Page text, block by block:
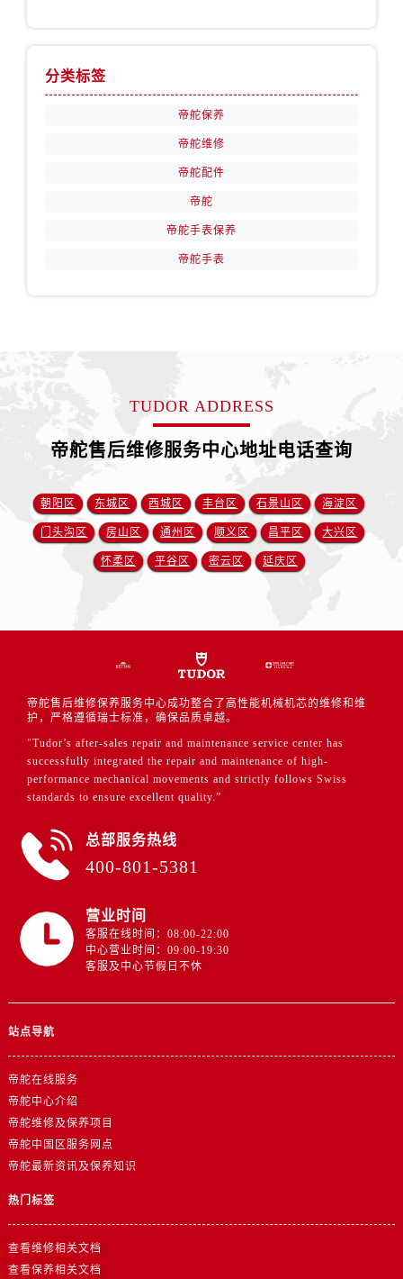
分类标签
帝舵保养
帝舵维修
帝舵配件
帝舵
帝舵手表保养
帝舵手表
TUDOR ADDRESS
帝舵售后维修服务中心地址电话查询
朝阳区 东城区 西城区 丰台区 石景山区 海淀区
门头沟区 房山区 通州区 顺义区 昌平区 大兴区
怀柔区 平谷区 密云区 延庆区
帝舵售后维修保养服务中心成功整合了高性能机械机芯的维修和维
护，严格遵循瑞士标准，确保品质卓越。
"Tudor’s after-sales repair and maintenance service center has
successfully integrated the repair and maintenance of high-
performance mechanical movements and strictly follows Swiss
standards to ensure excellent quality.”
总部服务热线
400-801-5381
营业时间
客服在线时间：08:00-22:00
中心营业时间：09:00-19:30
客服及中心节假日不休
站点导航
帝舵在线服务
帝舵中心介绍
帝舵维修及保养项目
帝舵中国区服务网点
帝舵最新资讯及保养知识
热门标签
查看维修相关文档
查看保养相关文档